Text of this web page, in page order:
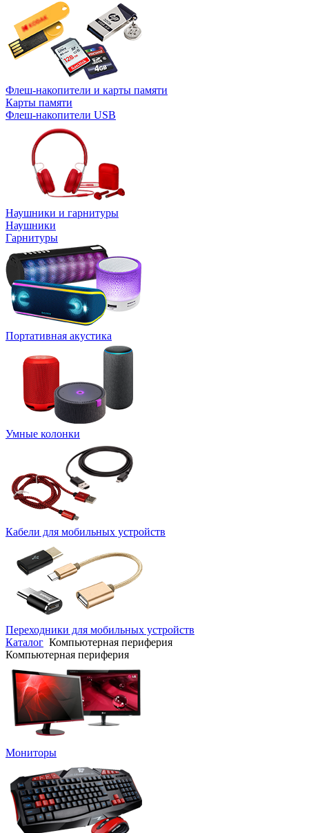
Флеш-накопители и карты памяти
Карты памяти
Флеш-накопители USB
Наушники и гарнитуры
Наушники
Гарнитуры
Портативная акустика
Умные колонки
Кабели для мобильных устройств
Переходники для мобильных устройств
Каталог Компьютерная периферия
Компьютерная периферия
Мониторы